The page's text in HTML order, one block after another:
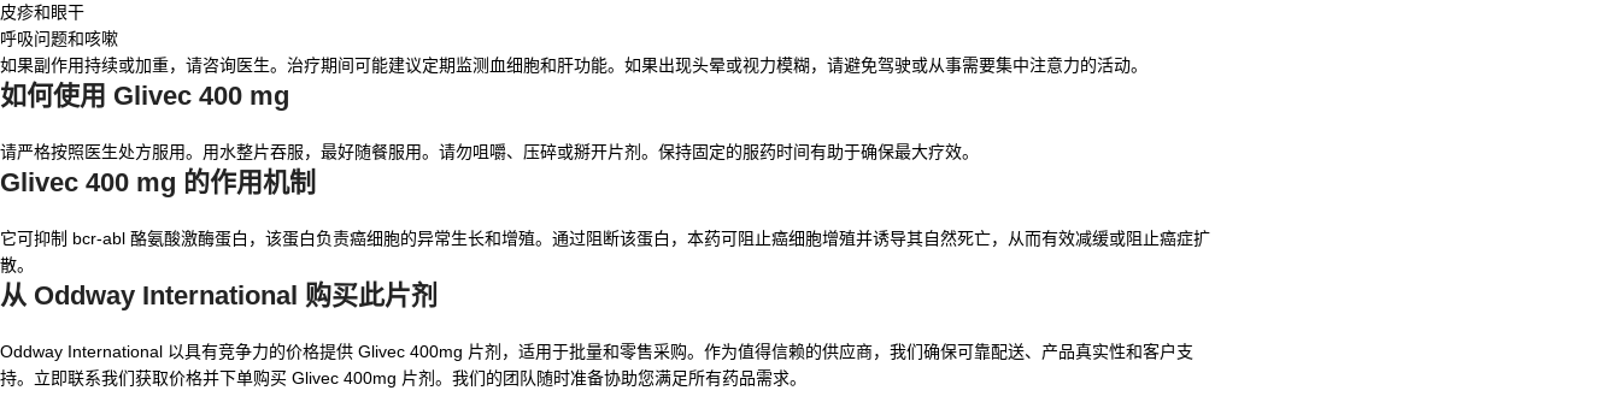
皮疹和眼干
呼吸问题和咳嗽
如果副作用持续或加重，请咨询医生。治疗期间可能建议定期监测血细胞和肝功能。如果出现头晕或视力模糊，请避免驾驶或从事需要集中注意力的活动。
如何使用 Glivec 400 mg
请严格按照医生处方服用。用水整片吞服，最好随餐服用。请勿咀嚼、压碎或掰开片剂。保持固定的服药时间有助于确保最大疗效。
Glivec 400 mg 的作用机制
它可抑制 bcr-abl 酪氨酸激酶蛋白，该蛋白负责癌细胞的异常生长和增殖。通过阻断该蛋白，本药可阻止癌细胞增殖并诱导其自然死亡，从而有效减缓或阻止癌症扩
散。
从 Oddway International 购买此片剂
Oddway International 以具有竞争力的价格提供 Glivec 400mg 片剂，适用于批量和零售采购。作为值得信赖的供应商，我们确保可靠配送、产品真实性和客户支
持。立即联系我们获取价格并下单购买 Glivec 400mg 片剂。我们的团队随时准备协助您满足所有药品需求。